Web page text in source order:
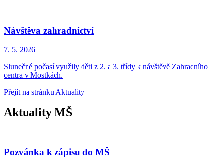
Návštěva zahradnictví
7. 5. 2026
Slunečné počasí využily děti z 2. a 3. třídy k návštěvě Zahradního
centra v Mostkách.
Přejít na stránku Aktuality
Aktuality MŠ
Pozvánka k zápisu do MŠ